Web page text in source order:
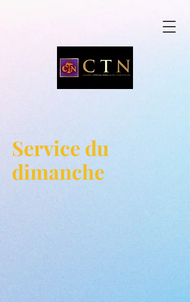
Service du
dimanche